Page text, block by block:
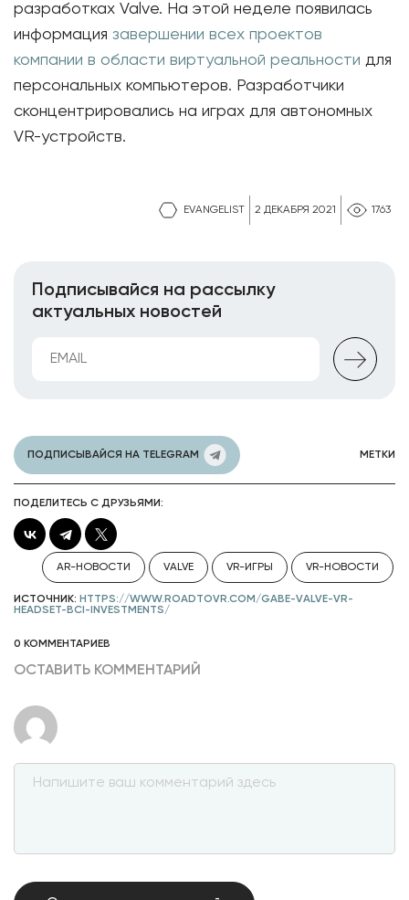
EVANGELIST 2 ДЕКАБРЯ 2021 1763
разработках Valve. На этой неделе появилась
информация завершении всех проектов
компании в области виртуальной реальности для
персональных компьютеров. Разработчики
сконцентрировались на играх для автономных
VR-устройств.
Подписывайся на рассылку
актуальных новостей
ПОДПИСЫВАЙСЯ НА TELEGRAM МЕТКИ
ПОДЕЛИТЕСЬ С ДРУЗЬЯМИ:
AR-НОВОСТИ VALVE VR-ИГРЫ VR-НОВОСТИ
ИСТОЧНИК: HTTPS://WWW.ROADTOVR.COM/GABE-VALVE-VR-
HEADSET-BCI-INVESTMENTS/
0 КОММЕНТАРИЕВ
ОСТАВИТЬ КОММЕНТАРИЙ